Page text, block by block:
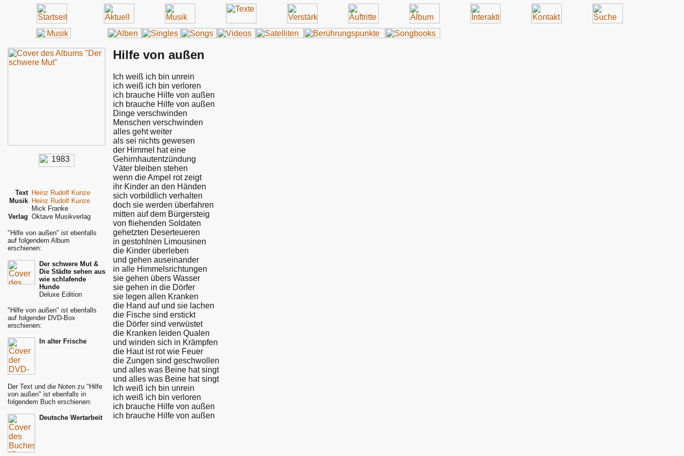
Text Heinz Rudolf Kunze
Musik Heinz Rudolf Kunze
Mick Franke
Verlag Oktave Musikverlag
"Hilfe von außen" ist ebenfalls
auf folgendem Album
erschienen:
Der schwere Mut &
Die Städte sehen aus
wie schlafende
Hunde
Deluxe Edition
"Hilfe von außen" ist ebenfalls
auf folgender DVD-Box
erschienen:
In alter Frische
Der Text und die Noten zu "Hilfe
von außen" ist ebenfalls in
folgendem Buch erschienen:
Deutsche Wertarbeit
Hilfe von außen
Ich weiß ich bin unrein
ich weiß ich bin verloren
ich brauche Hilfe von außen
ich brauche Hilfe von außen
Dinge verschwinden
Menschen verschwinden
alles geht weiter
als sei nichts gewesen
der Himmel hat eine
Gehirnhautentzündung
Väter bleiben stehen
wenn die Ampel rot zeigt
ihr Kinder an den Händen
sich vorbildlich verhalten
doch sie werden überfahren
mitten auf dem Bürgersteig
von fliehenden Soldaten
gehetzten Deserteueren
in gestohlnen Limousinen
die Kinder überleben
und gehen auseinander
in alle Himmelsrichtungen
sie gehen übers Wasser
sie gehen in die Dörfer
sie legen allen Kranken
die Hand auf und sie lachen
die Fische sind erstickt
die Dörfer sind verwüstet
die Kranken leiden Qualen
und winden sich in Krämpfen
die Haut ist rot wie Feuer
die Zungen sind geschwollen
und alles was Beine hat singt
und alles was Beine hat singt
Ich weiß ich bin unrein
ich weiß ich bin verloren
ich brauche Hilfe von außen
ich brauche Hilfe von außen